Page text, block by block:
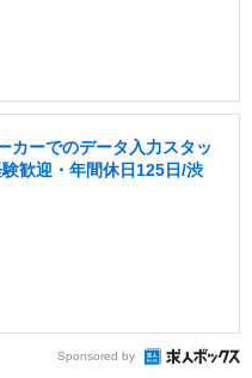
カーでのデータ入力スタッ
歓迎・年間休日125日/渋
Sponsored by